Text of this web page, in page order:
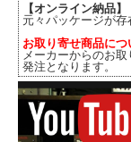
【オンライン納品】
元々パッケージが存
お取り寄せ商品につ
メーカーからのお
発注となります。